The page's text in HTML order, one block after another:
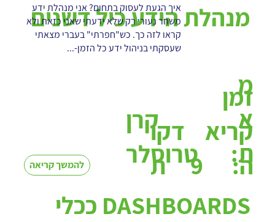
מנהלת הידע כיל דשנים
איך הגעת לעסוק בתחום? אני מנהלת ידע
משחר נעורי רק שלא ידעתי שאני כזאת ולא
קראו לזה כך. כש"חפרתי" בעברי מצאתי
שעסקתי בניהול ידע כל הזמן-...
קרן
טרוסלר
מ
א
ת:
להמשך קריאה
דקו
ת
זמן
קריא
ה:
9
DASHBOARDS ככלי